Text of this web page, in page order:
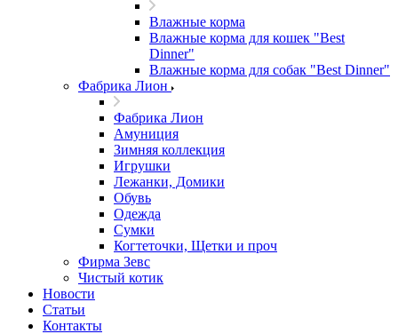
Влажные корма
Влажные корма для кошек "Best
Dinner"
Влажные корма для собак "Best Dinner"
Фабрика Лион
Фабрика Лион
Амуниция
Зимняя коллекция
Игрушки
Лежанки, Домики
Обувь
Одежда
Сумки
Когтеточки, Щетки и проч
Фирма Зевс
Чистый котик
Новости
Статьи
Контакты